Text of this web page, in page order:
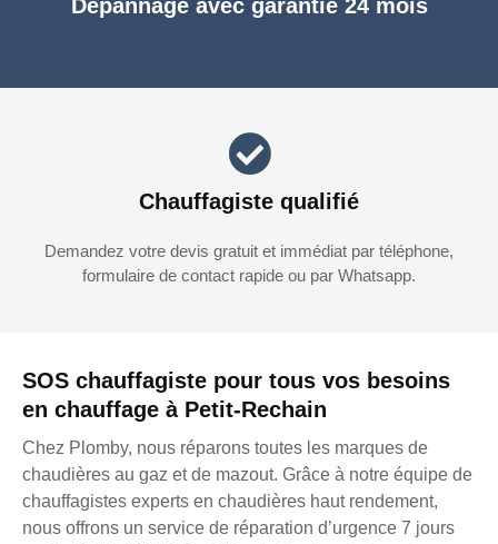
SOS chauffagiste pour tous vos besoins
en chauffage à Petit-Rechain
Chez Plomby, nous réparons toutes les marques de
chaudières au gaz et de mazout. Grâce à notre équipe de
chauffagistes experts en chaudières haut rendement,
nous offrons un service de réparation d’urgence 7 jours
Dépannage avec garantie 24 mois
Chauffagiste qualifié
Demandez votre devis gratuit et immédiat par téléphone,
formulaire de contact rapide ou par Whatsapp.